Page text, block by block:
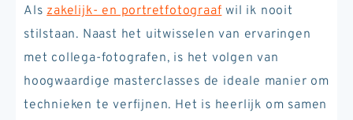
Alszakelijk- en portretfotograafwil ik nooit
stilstaan. Naast het uitwisselen van ervaringen
met collega-fotografen, is het volgen van
hoogwaardige masterclasses de ideale manier om
technieken te verfijnen. Het is heerlijk om samen